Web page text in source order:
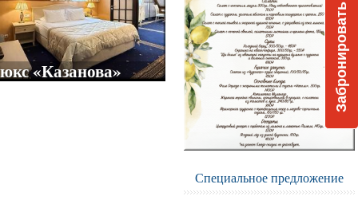
«Казанова»
Специальное предложение
Забронировать